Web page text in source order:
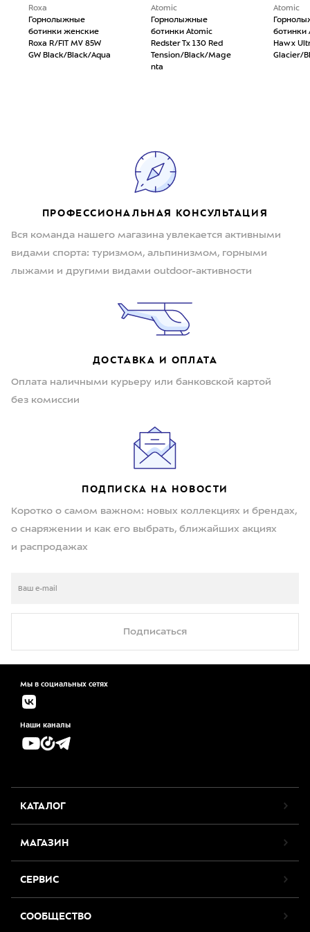
Roxa
Горнолыжные
ботинки женские
Roxa R/FIT MV 85W
GW Black/Black/Aqua
Atomic
Горнолыжные
ботинки Atomic
Redster Tx 130 Red
Tension/Black/Mage
nta
Atomic
ботинки
Hawx
Glacier/
ПРОФЕССИОНАЛЬНАЯ КОНСУЛЬТАЦИЯ
Вся команда нашего магазина увлекается активными
видами спорта: туризмом, альпинизмом, горными
лыжами и другими видами outdoor-активности
ДОСТАВКА И ОПЛАТА
Оплата наличными курьеру или банковской картой
без комиссии
ПОДПИСКА НА НОВОСТИ
Коротко о самом важном: новых коллекциях и брендах,
о снаряжении и как его выбрать, ближайших акциях
и распродажах
Подписаться
Мы в социальных сетях
Наши каналы
КАТАЛОГ
МАГАЗИН
СЕРВИС
СООБЩЕСТВО